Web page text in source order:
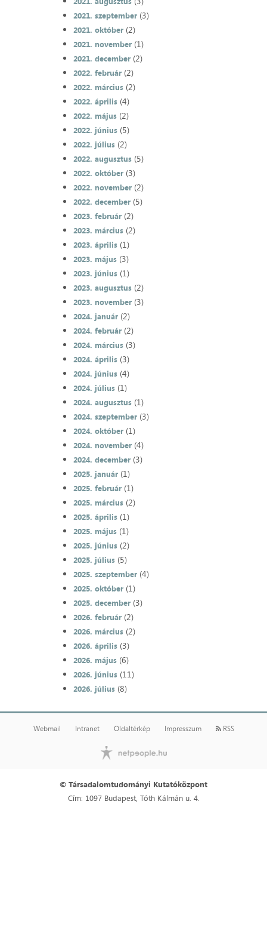
2021. szeptember(3)
2021. október(2)
2021. november(1)
2021. december(2)
2022. február(2)
2022. március(2)
2022. április(4)
2022. május(2)
2022. június(5)
2022. július(2)
2022. augusztus(5)
2022. október(3)
2022. november(2)
2022. december(5)
2023. február(2)
2023. március(2)
2023. április(1)
2023. május(3)
2023. június(1)
2023. augusztus(2)
2023. november(3)
2024. január(2)
2024. február(2)
2024. március(3)
2024. április(3)
2024. június(4)
2024. július(1)
2024. augusztus(1)
2024. szeptember(3)
2024. október(1)
2024. november(4)
2024. december(3)
2025. január(1)
2025. február(1)
2025. március(2)
2025. április(1)
2025. május(1)
2025. június(2)
2025. július(5)
2025. szeptember(4)
2025. október(1)
2025. december(3)
2026. február(2)
2026. március(2)
2026. április(3)
2026. május(6)
2026. június(11)
2026. július(8)
Webmail Intranet Oldaltérkép Impresszum RSS
© Társadalomtudományi Kutatóközpont
Cím: 1097 Budapest, Tóth Kálmán u. 4.